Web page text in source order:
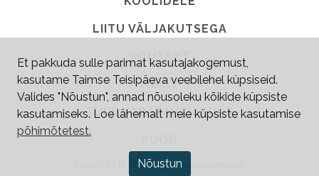
LIITU VÄLJAKUTSEGA
KONTAKT
MEIST
TULE VABATAHTLIKUKS
Copyright © 2026 • taimneteisipaev.ee
Et pakkuda sulle parimat kasutajakogemust,
kasutame Taimse Teisipäeva veebilehel küpsiseid.
Valides "Nõustun", annad nõusoleku kõikide küpsiste
kasutamiseks. Loe lähemalt meie küpsiste kasutamise
põhimõtetest.
Nõustun